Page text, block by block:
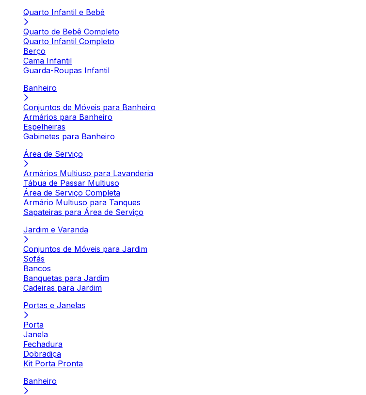
Quarto Infantil e Bebê
Quarto de Bebê Completo
Quarto Infantil Completo
Berço
Cama Infantil
Guarda-Roupas Infantil
Banheiro
Conjuntos de Móveis para Banheiro
Armários para Banheiro
Espelheiras
Gabinetes para Banheiro
Área de Serviço
Armários Multiuso para Lavanderia
Tábua de Passar Multiuso
Área de Serviço Completa
Armário Multiuso para Tanques
Sapateiras para Área de Serviço
Jardim e Varanda
Conjuntos de Móveis para Jardim
Sofás
Bancos
Banquetas para Jardim
Cadeiras para Jardim
Portas e Janelas
Porta
Janela
Fechadura
Dobradiça
Kit Porta Pronta
Banheiro